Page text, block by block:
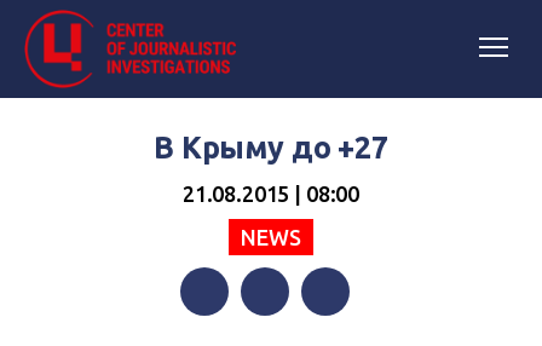
В Крыму до +27
21.08.2015 | 08:00
NEWS